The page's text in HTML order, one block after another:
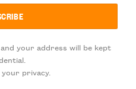
your address will be kept
privacy.